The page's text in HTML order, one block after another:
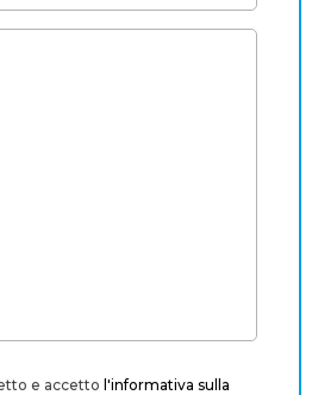
e accetto l'informativa sulla